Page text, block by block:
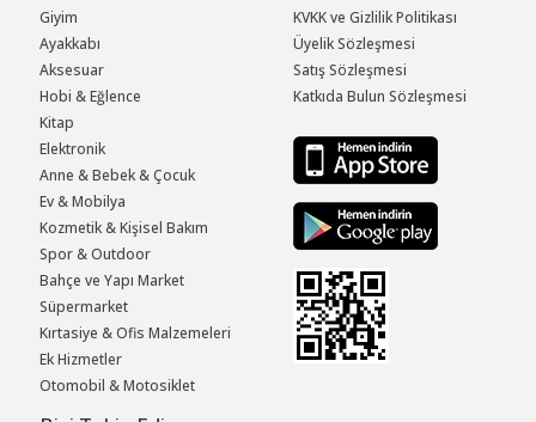
Giyim
Ayakkabı
Aksesuar
Hobi & Eğlence
Kitap
Elektronik
Anne & Bebek & Çocuk
Ev & Mobilya
Kozmetik & Kişisel Bakım
Spor & Outdoor
Bahçe ve Yapı Market
Süpermarket
Kırtasiye & Ofis Malzemeleri
Ek Hizmetler
Otomobil & Motosiklet
KVKK ve Gizlilik Politikası
Üyelik Sözleşmesi
Satış Sözleşmesi
Katkıda Bulun Sözleşmesi